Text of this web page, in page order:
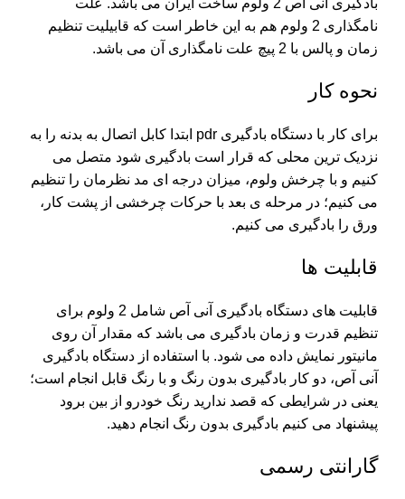
بادگیری آنی آص
2 ولوم ساخت ایران می باشد. علت
نامگذاری 2 ولوم هم به این خاطر است که قابیلیت تنظیم
زمان و پالس با 2 پیچ علت نامگذاری آن می باشد.
نحوه کار
برای کار با دستگاه بادگیری pdr
ابتدا کابل اتصال به بدنه را به
نزدیک ترین محلی که قرار است بادگیری شود متصل می
کنیم و با چرخش ولوم، میزان درجه ای مد نظرمان را تنظیم
می کنیم؛ در مرحله ی بعد با حرکات چرخشی از پشت کار،
ورق را بادگیری می کنیم.
قابلیت ها
قابلیت های دستگاه بادگیری آنی آص شامل 2 ولوم برای
تنظیم قدرت و زمان بادگیری می باشد که مقدار آن روی
مانیتور نمایش داده می شود. با استفاده از دستگاه بادگیری
آنی آص، دو کار بادگیری بدون رنگ و با رنگ قابل انجام است؛
یعنی در شرایطی که قصد ندارید رنگ خودرو از بین برود
پیشنهاد می کنیم بادگیری بدون رنگ انجام دهید.
گارانتی رسمی